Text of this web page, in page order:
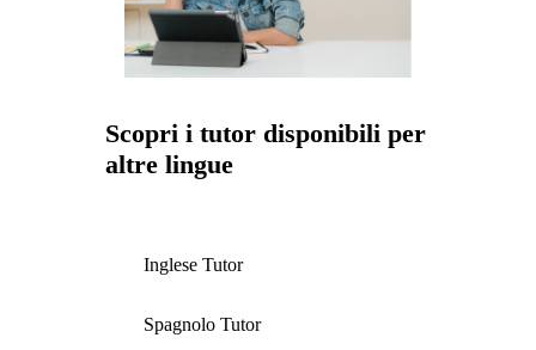
Scopri i tutor disponibili per
altre lingue
Inglese Tutor
Spagnolo Tutor